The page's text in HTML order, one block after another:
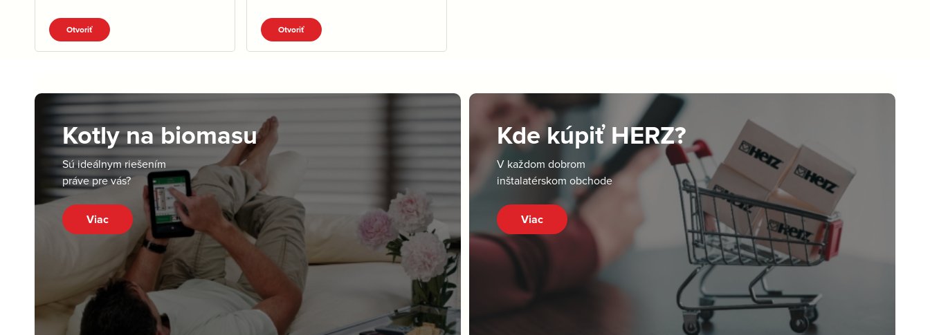
Otvoriť Otvoriť
Kotly na biomasu
Sú ideálnym riešením
práve pre vás?
Viac
Kde kúpiť HERZ?
V každom dobrom
inštalatérskom obchode
Viac